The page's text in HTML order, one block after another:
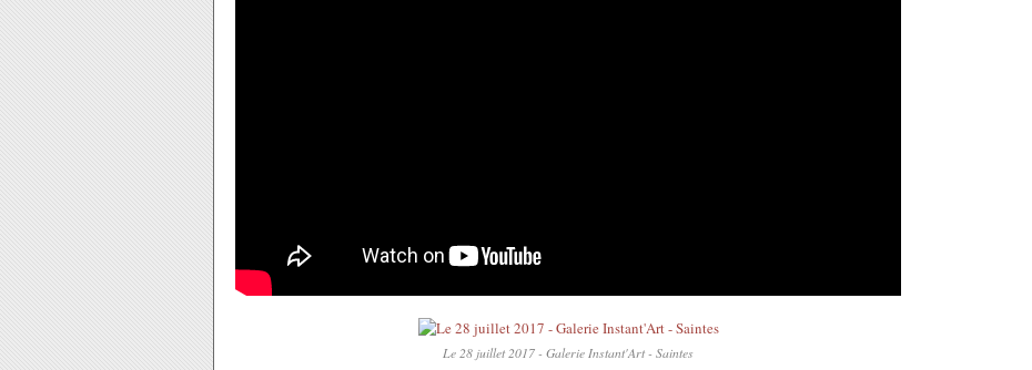
Le 28 juillet 2017 - Galerie Instant'Art - Saintes